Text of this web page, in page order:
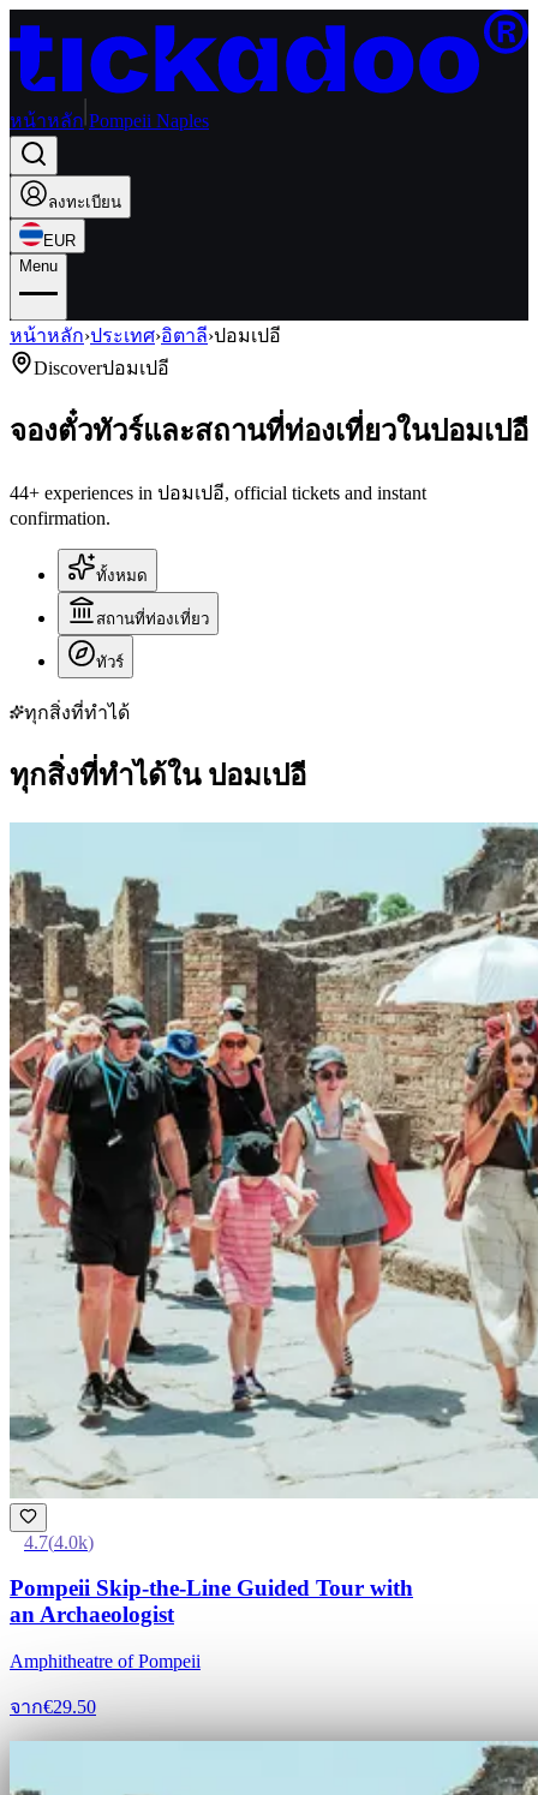
หน้าหลัก Pompeii Naples
ลงทะเบียน
EUR
Menu
หน้าหลัก›ประเทศ›อิตาลี›ปอมเปอี
Discoverปอมเปอี
จองตั๋วทัวร์และสถานที่ท่องเที่ยวในปอมเปอี
44+ experiences in ปอมเปอี, official tickets and instant
confirmation.
ทั้งหมด
สถานที่ท่องเที่ยว
ทัวร์
ทุกสิ่งที่ทำได้
ทุกสิ่งที่ทำได้ใน ปอมเปอี
4.7(4.0k)
Pompeii Skip-the-Line Guided Tour with
an Archaeologist
Amphitheatre of Pompeii
จาก€29.50